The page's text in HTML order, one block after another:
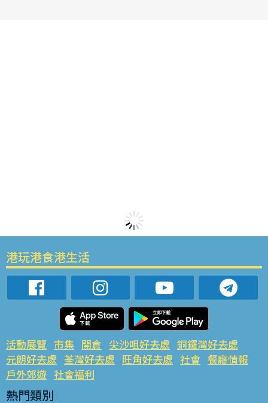
港玩港食港生活
活動展覽 市集 開倉 尖沙咀好去處 銅鑼灣好去處
元朗好去處 荃灣好去處 旺角好去處 社會 餐廳情報
戶外郊遊 社會福利
熱門類別